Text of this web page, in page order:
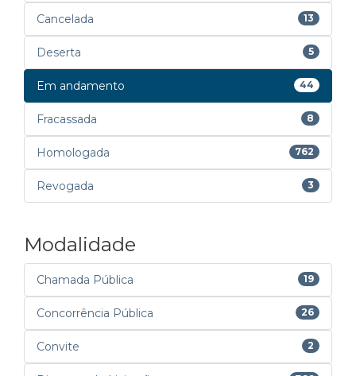
Cancelada 13
Deserta 5
Em andamento 44
Fracassada 8
Homologada 762
Revogada 3
Modalidade
Chamada Pública 19
Concorrência Pública 26
Convite 2